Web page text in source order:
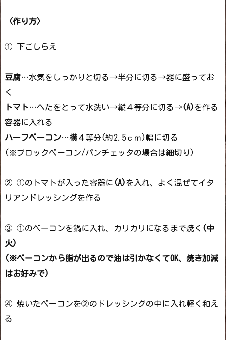
〈作り方〉
① 下ごしらえ
豆腐…水気をしっかりと切る→半分に切る→器に盛ってお
く
トマト…へたをとって水洗い→縦４等分に切る→(A)を作る
容器に入れる
ハーフベーコン…横４等分(約2.5ｃｍ)幅に切る
(※ブロックベーコン/パンチェッタの場合は細切り)
② ①のトマトが入った容器に(A)を入れ、よく混ぜてイタ
リアンドレッシングを作る
③ ①のベーコンを鍋に入れ、カリカリになるまで焼く (中
火)
(※ベーコンから脂が出るので油は引かなくてOK、焼き加減
はお好みで)
④ 焼いたベーコンを②のドレッシングの中に入れ軽く和え
る